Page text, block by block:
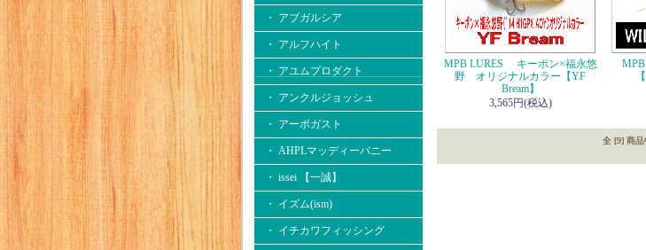
・ アブガルシア
・ アルフハイト
・ アユムプロダクト
・ アンクルジョッシュ
・ アーボガスト
・ AHPLマッディーバニー
・ issei 【一誠】
・ イズム(ism)
・ イチカワフィッシング
MPB LURES キーポン×福永悠
野 オリジナルカラー【YF
Bream】
3,565円(税込)
全 [9] 商品